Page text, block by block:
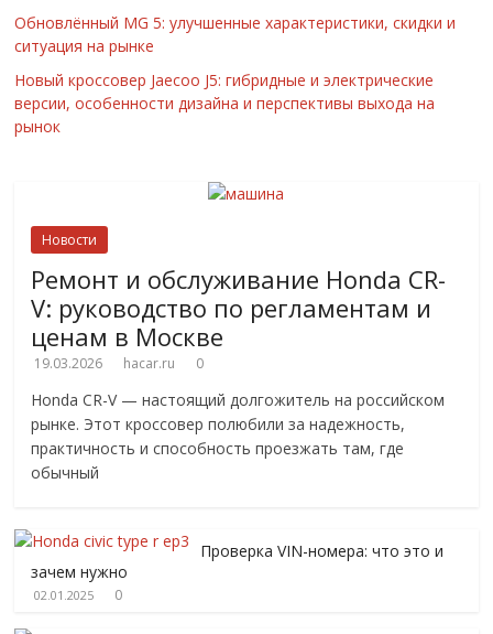
Обновлённый MG 5: улучшенные характеристики, скидки и
ситуация на рынке
Новый кроссовер Jaecoo J5: гибридные и электрические
версии, особенности дизайна и перспективы выхода на
рынок
Новости
Ремонт и обслуживание Honda CR-
V: руководство по регламентам и
ценам в Москве
19.03.2026 hacar.ru 0
Honda CR-V — настоящий долгожитель на российском
рынке. Этот кроссовер полюбили за надежность,
практичность и способность проезжать там, где
обычный
Проверка VIN-номера: что это и
зачем нужно
02.01.2025 0